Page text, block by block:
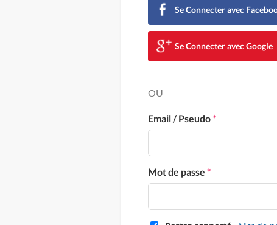
Se Connecter avec
Se Connecter avec Google
OU
Email / Pseudo*
Mot de passe *